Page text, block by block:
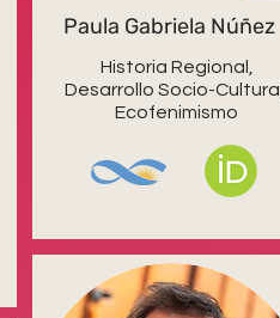
Paula Gabriela Núñez
Historia Regional,
Desarrollo Socio-Cultural,
Ecofenimismo